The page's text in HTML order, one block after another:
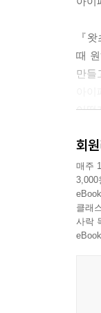
『
때
만
어떻
나만
스마
업데
『
설명
외
회
매주
3,000
클래
사락